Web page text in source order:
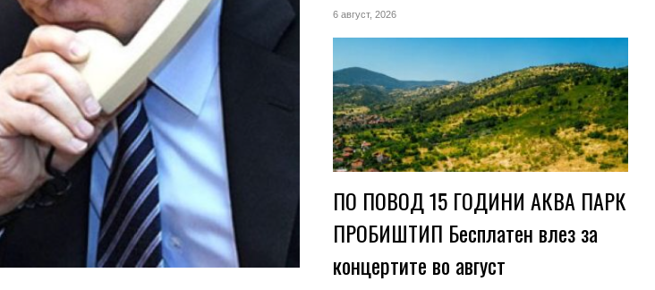
6 август, 2026
ПО ПОВОД 15 ГОДИНИ АКВА ПАРК
ПРОБИШТИП Бесплатен влез за
концертите во август